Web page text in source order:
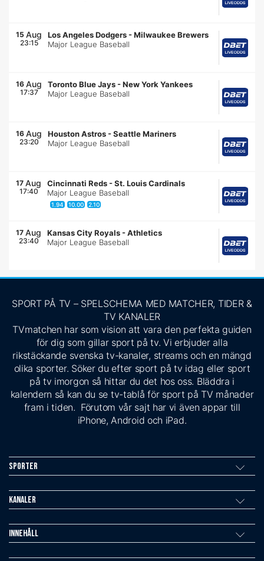
15 Aug
23:15
Los Angeles Dodgers -Milwaukee Brewers
Major League Baseball
16 Aug
17:37
Toronto Blue Jays -New York Yankees
Major League Baseball
16 Aug
23:20
Houston Astros -Seattle Mariners
Major League Baseball
17 Aug
17:40
Cincinnati Reds -St. Louis Cardinals
Major League Baseball
1.94 10.00 2.10
17 Aug
23:40
Kansas City Royals -Athletics
Major League Baseball
SPORT PÅ TV – SPELSCHEMA MED MATCHER, TIDER &
TV KANALER
TVmatchen har som vision att vara den perfekta guiden
för dig som gillar sport på tv. Vi erbjuder alla
rikstäckande svenska tv-kanaler, streams och en mängd
olika sporter. Söker du efter sport på tv idag eller sport
på tv imorgon så hittar du det hos oss. Bläddra i
kalendern så kan du se tv-tablå för sport på TV månader
fram i tiden. Förutom vår sajt har vi även appar till
iPhone, Android och iPad.
Sporter
Kanaler
Innehåll